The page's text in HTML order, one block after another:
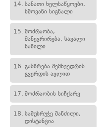
14. სანათი ხელსაწყოები,
ხმოვანი სიგნალი
15. მოძრაობა,
მანევრირება, სავალი
ნაწილი
16. გასწრება შემხვედრის
გვერდის ავლით
17. მოძრაობის სიჩქარე
18. სამუხრუჭე მანძილი,
დისტანცია